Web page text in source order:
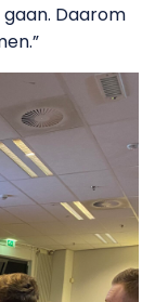
Daarom